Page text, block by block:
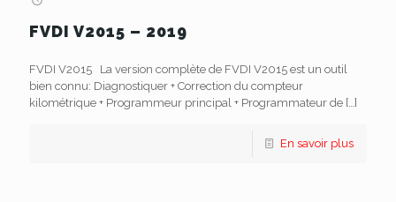
FVDI V2015 – 2019
FVDI V2015 La version complète de FVDI V2015 est un outil
bien connu: Diagnostiquer + Correction du compteur
kilométrique + Programmeur principal + Programmateur de […]
En savoir plus